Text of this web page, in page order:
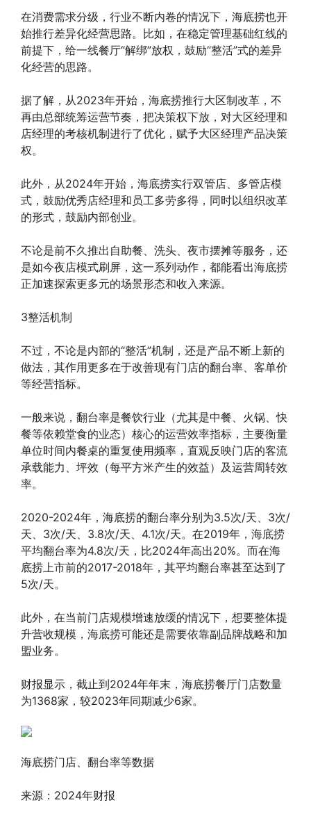
在消费需求分级，行业不断内卷的情况下，海底捞也开
始推行差异化经营思路。比如，在稳定管理基础红线的
前提下，给一线餐厅“解绑”放权，鼓励“整活”式的差异
化经营的思路。
据了解，从2023年开始，海底捞推行大区制改革，不
再由总部统筹运营节奏，把决策权下放，对大区经理和
店经理的考核机制进行了优化，赋予大区经理产品决策
权。
此外，从2024年开始，海底捞实行双管店、多管店模
式，鼓励优秀店经理和员工多劳多得，同时以组织改革
的形式，鼓励内部创业。
不论是前不久推出自助餐、洗头、夜市摆摊等服务，还
是如今夜店模式刷屏，这一系列动作，都能看出海底捞
正加速探索更多元的场景形态和收入来源。
3整活机制
不过，不论是内部的“整活”机制，还是产品不断上新的
做法，其作用更多在于改善现有门店的翻台率、客单价
等经营指标。
一般来说，翻台率是餐饮行业（尤其是中餐、火锅、快
餐等依赖堂食的业态）核心的运营效率指标，主要衡量
单位时间内餐桌的重复使用频率，直观反映门店的客流
承载能力、坪效（每平方米产生的效益）及运营周转效
率。
2020-2024年，海底捞的翻台率分别为3.5次/天、3次/
天、3次/天、3.8次/天、4.1次/天。在2019年，海底捞
平均翻台率为4.8次/天，比2024年高出20%。而在海
底捞上市前的2017-2018年，其平均翻台率甚至达到了
5次/天。
此外，在当前门店规模增速放缓的情况下，想要整体提
升营收规模，海底捞可能还是需要依靠副品牌战略和加
盟业务。
财报显示，截止到2024年年末，海底捞餐厅门店数量
为1368家，较2023年同期减少6家。
海底捞门店、翻台率等数据
来源：2024年财报